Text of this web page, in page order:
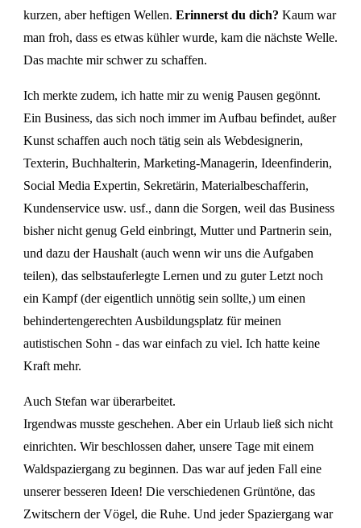
kurzen, aber heftigen Wellen. Erinnerst du dich? Kaum war
man froh, dass es etwas kühler wurde, kam die nächste Welle.
Das machte mir schwer zu schaffen.
Ich merkte zudem, ich hatte mir zu wenig Pausen gegönnt.
Ein Business, das sich noch immer im Aufbau befindet, außer
Kunst schaffen auch noch tätig sein als Webdesignerin,
Texterin, Buchhalterin, Marketing-Managerin, Ideenfinderin,
Social Media Expertin, Sekretärin, Materialbeschafferin,
Kundenservice usw. usf., dann die Sorgen, weil das Business
bisher nicht genug Geld einbringt, Mutter und Partnerin sein,
und dazu der Haushalt (auch wenn wir uns die Aufgaben
teilen), das selbstauferlegte Lernen und zu guter Letzt noch
ein Kampf (der eigentlich unnötig sein sollte,) um einen
behindertengerechten Ausbildungsplatz für meinen
autistischen Sohn - das war einfach zu viel. Ich hatte keine
Kraft mehr.
Auch Stefan war überarbeitet.
Irgendwas musste geschehen. Aber ein Urlaub ließ sich nicht
einrichten. Wir beschlossen daher, unsere Tage mit einem
Waldspaziergang zu beginnen. Das war auf jeden Fall eine
unserer besseren Ideen! Die verschiedenen Grüntöne, das
Zwitschern der Vögel, die Ruhe. Und jeder Spaziergang war